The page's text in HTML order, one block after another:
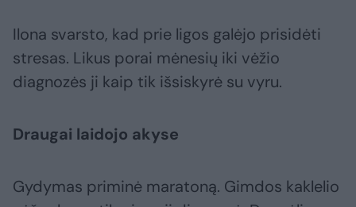
Ilona svarsto, kad prie ligos galėjo prisidėti
stresas. Likus porai mėnesių iki vėžio
diagnozės ji kaip tik išsiskyrė su vyru.
Draugai laidojo akyse
Gydymas priminė maratoną. Gimdos kaklelio